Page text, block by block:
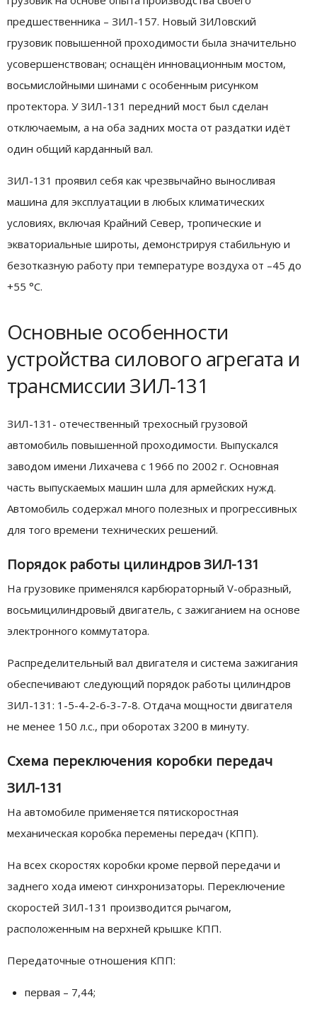
предшественника – ЗИЛ-157. Новый ЗИЛовский
грузовик повышенной проходимости была значительно
усовершенствован; оснащён инновационным мостом,
восьмислойными шинами с особенным рисунком
протектора. У ЗИЛ-131 передний мост был сделан
отключаемым, а на оба задних моста от раздатки идёт
один общий карданный вал.
ЗИЛ-131 проявил себя как чрезвычайно выносливая
машина для эксплуатации в любых климатических
условиях, включая Крайний Север, тропические и
экваториальные широты, демонстрируя стабильную и
безотказную работу при температуре воздуха от –45 до
+55 °С.
Основные особенности
устройства силового агрегата и
трансмиссии ЗИЛ-131
ЗИЛ-131- отечественный трехосный грузовой
автомобиль повышенной проходимости. Выпускался
заводом имени Лихачева с 1966 по 2002 г. Основная
часть выпускаемых машин шла для армейских нужд.
Автомобиль содержал много полезных и прогрессивных
для того времени технических решений.
Порядок работы цилиндров ЗИЛ-131
На грузовике применялся карбюраторный V-образный,
восьмицилиндровый двигатель, с зажиганием на основе
электронного коммутатора.
Распределительный вал двигателя и система зажигания
обеспечивают следующий порядок работы цилиндров
ЗИЛ-131: 1-5-4-2-6-3-7-8. Отдача мощности двигателя
не менее 150 л.с., при оборотах 3200 в минуту.
Схема переключения коробки передач
ЗИЛ-131
На автомобиле применяется пятискоростная
механическая коробка перемены передач (КПП).
На всех скоростях коробки кроме первой передачи и
заднего хода имеют синхронизаторы. Переключение
скоростей ЗИЛ-131 производится рычагом,
расположенным на верхней крышке КПП.
Передаточные отношения КПП:
первая – 7,44;